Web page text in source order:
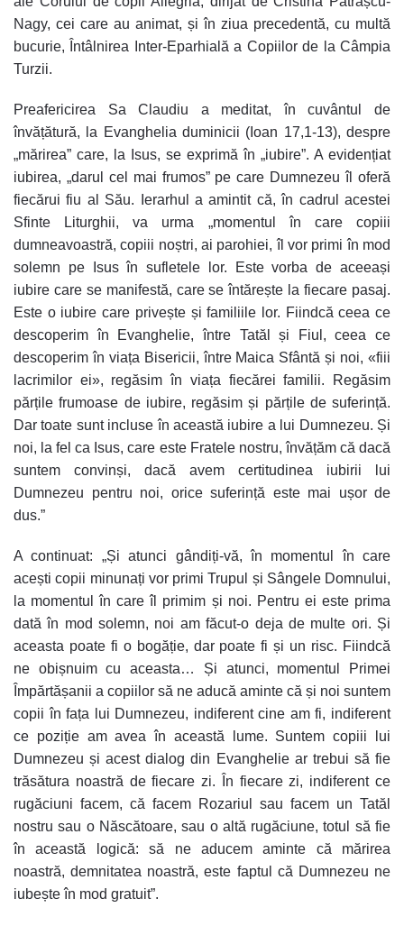
Nagy, cei care au animat, și în ziua precedentă, cu multă
bucurie, Întâlnirea Inter-Eparhială a Copiilor de la Câmpia
Turzii.
Preafericirea Sa Claudiu a meditat, în cuvântul de
învățătură, la Evanghelia duminicii (Ioan 17,1-13), despre
„mărirea” care, la Isus, se exprimă în „iubire”. A evidențiat
iubirea, „darul cel mai frumos” pe care Dumnezeu îl oferă
fiecărui fiu al Său. Ierarhul a amintit că, în cadrul acestei
Sfinte Liturghii, va urma „momentul în care copiii
dumneavoastră, copiii noștri, ai parohiei, îl vor primi în mod
solemn pe Isus în sufletele lor. Este vorba de aceeași
iubire care se manifestă, care se întărește la fiecare pasaj.
Este o iubire care privește și familiile lor. Fiindcă ceea ce
descoperim în Evanghelie, între Tatăl și Fiul, ceea ce
descoperim în viața Bisericii, între Maica Sfântă și noi, «fiii
lacrimilor ei», regăsim în viața fiecărei familii. Regăsim
părțile frumoase de iubire, regăsim și părțile de suferință.
Dar toate sunt incluse în această iubire a lui Dumnezeu. Și
noi, la fel ca Isus, care este Fratele nostru, învățăm că dacă
suntem convinși, dacă avem certitudinea iubirii lui
Dumnezeu pentru noi, orice suferință este mai ușor de
dus.”
A continuat: „Și atunci gândiți-vă, în momentul în care
acești copii minunați vor primi Trupul și Sângele Domnului,
la momentul în care îl primim și noi. Pentru ei este prima
dată în mod solemn, noi am făcut-o deja de multe ori. Și
aceasta poate fi o bogăție, dar poate fi și un risc. Fiindcă
ne obișnuim cu aceasta… Și atunci, momentul Primei
Împărtășanii a copiilor să ne aducă aminte că și noi suntem
copii în fața lui Dumnezeu, indiferent cine am fi, indiferent
ce poziție am avea în această lume. Suntem copiii lui
Dumnezeu și acest dialog din Evanghelie ar trebui să fie
trăsătura noastră de fiecare zi. În fiecare zi, indiferent ce
rugăciuni facem, că facem Rozariul sau facem un Tatăl
nostru sau o Născătoare, sau o altă rugăciune, totul să fie
în această logică: să ne aducem aminte că mărirea
noastră, demnitatea noastră, este faptul că Dumnezeu ne
iubește în mod gratuit”.